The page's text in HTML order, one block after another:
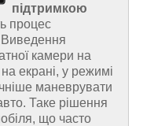
підтримкою
процес
Виведення
камери на
на екрані, у режимі
маневрувати
Таке рішення
що часто